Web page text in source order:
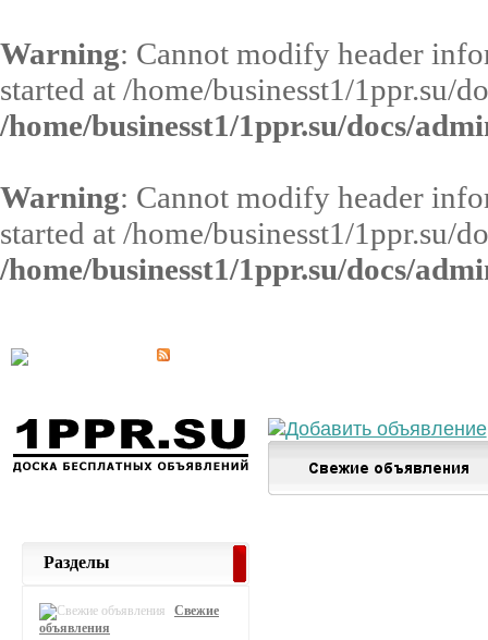
Warning: Cannot modify header
started at /home/businesst1/1ppr.su/
/home/businesst1/1ppr.su/docs/
Warning: Cannot modify header
started at /home/businesst1/1ppr.su/
/home/businesst1/1ppr.su/docs/
Разделы
Свежие
объявления